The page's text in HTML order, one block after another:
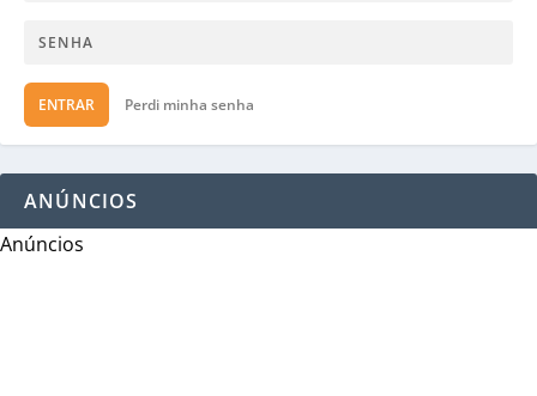
ENTRAR Perdi minha senha
ANÚNCIOS
Anúncios